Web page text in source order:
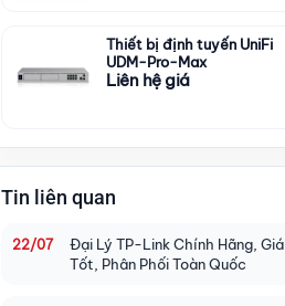
Thiết bị định tuyến UniFi
UDM-Pro-Max
Liên hệ giá
Tin liên quan
22/07
Đại Lý TP-Link Chính Hãng, Giá
Tốt, Phân Phối Toàn Quốc